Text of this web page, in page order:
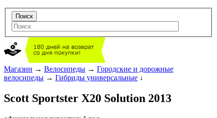
Магазин → Велосипеды → Городские и дорожные
велосипеды → Гибриды универсальные ↓
Scott Sportster X20 Solution 2013